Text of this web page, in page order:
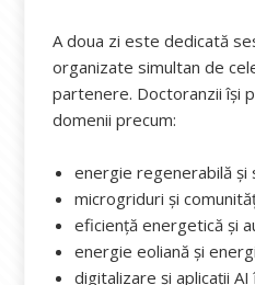
A doua zi este dedicată
organizate simultan de
partenere. Doctoranzii își
domenii precum:
energie regenerabilă
microgriduri și
eficiență energetică și
energie eoliană și
digitalizare și aplicații